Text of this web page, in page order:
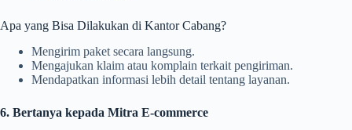
Apa yang Bisa Dilakukan di Kantor Cabang?
Mengirim paket secara langsung.
Mengajukan klaim atau komplain terkait pengiriman.
Mendapatkan informasi lebih detail tentang layanan.
6. Bertanya kepada Mitra E-commerce